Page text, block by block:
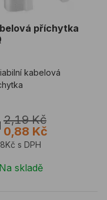
příchytka
kabelová
2,19 Kč
0,88 Kč
s DPH
Na skladě